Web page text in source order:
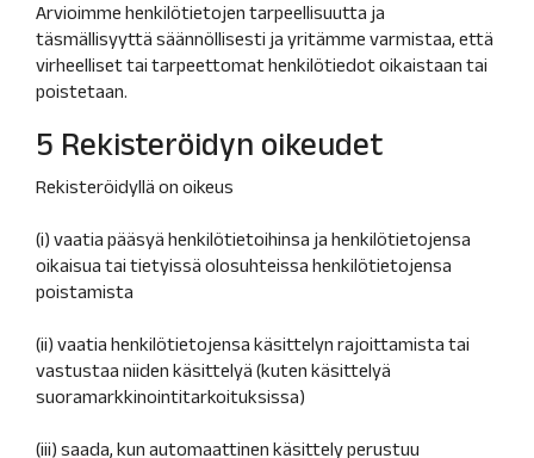
Arvioimme henkilötietojen tarpeellisuutta ja
täsmällisyyttä säännöllisesti ja yritämme varmistaa, että
virheelliset tai tarpeettomat henkilötiedot oikaistaan tai
poistetaan.
5 Rekisteröidyn oikeudet
Rekisteröidyllä on oikeus
(i) vaatia pääsyä henkilötietoihinsa ja henkilötietojensa
oikaisua tai tietyissä olosuhteissa henkilötietojensa
poistamista
(ii) vaatia henkilötietojensa käsittelyn rajoittamista tai
vastustaa niiden käsittelyä (kuten käsittelyä
suoramarkkinointitarkoituksissa)
(iii) saada, kun automaattinen käsittely perustuu